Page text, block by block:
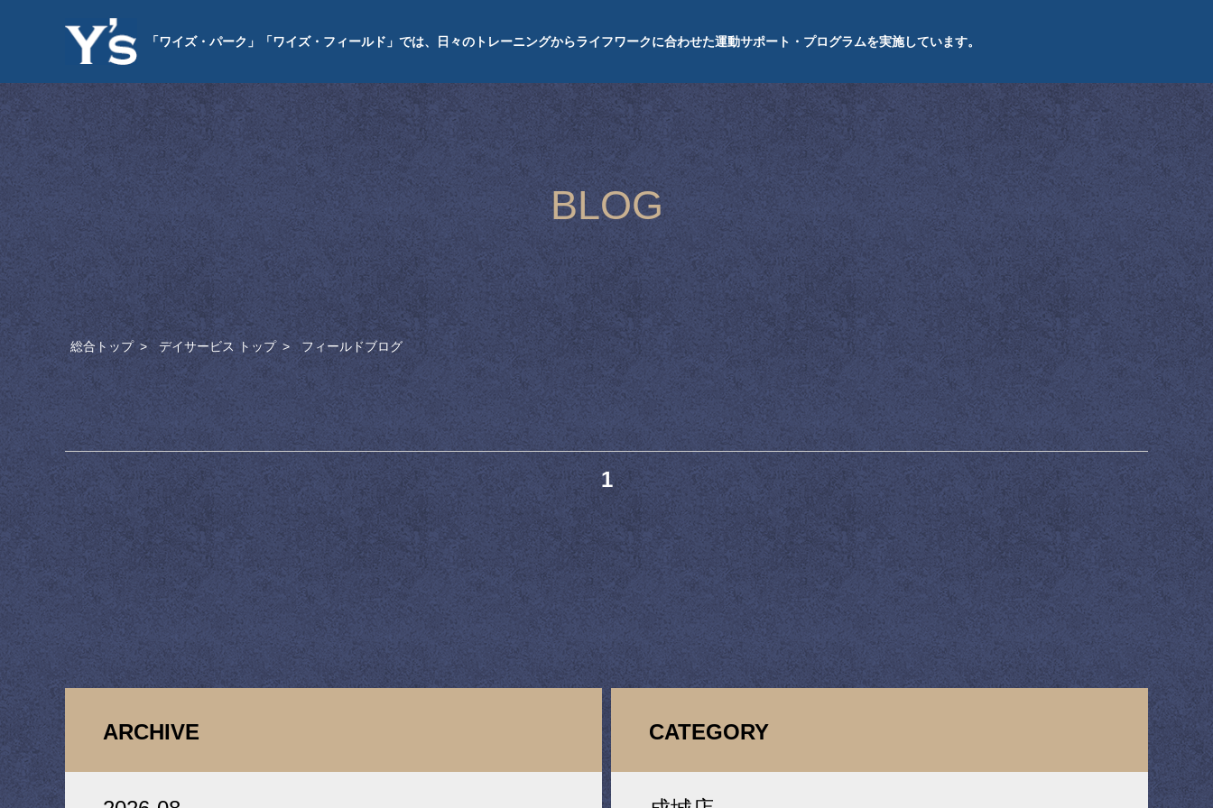
「ワイズ・パーク」「ワイズ・フィールド」では、日々のトレーニングからライフワークに合わせた運動サポート・プログラムを実施しています。
BLOG
総合トップ デイサービス トップ フィールドブログ
1
ARCHIVE CATEGORY